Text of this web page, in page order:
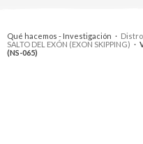
Qué hacemos - Investigación ·
SALTO DEL EXÓN (EXON SKIPPING) ·
(NS-065)